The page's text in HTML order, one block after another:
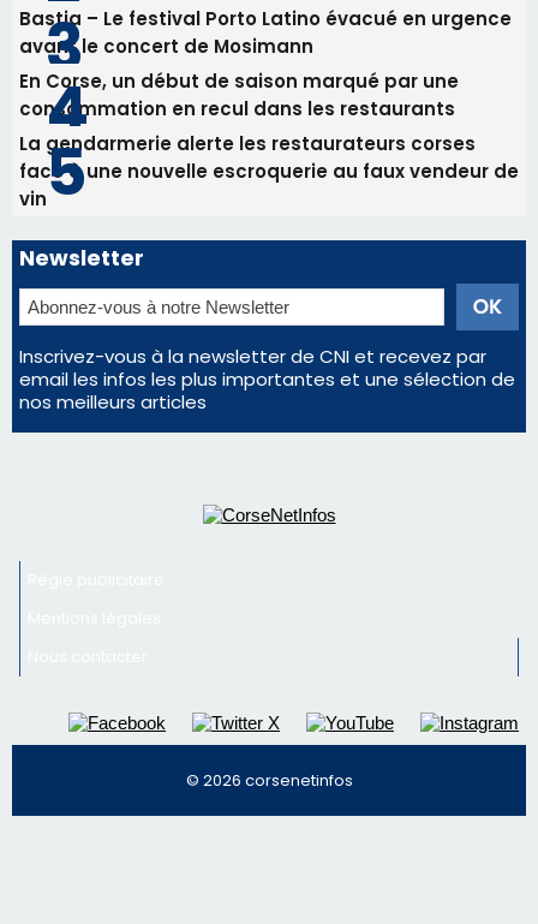
Commandant Antoine de Saint Exupery
Les plus lus
Satine Nomary est la nouvelle Miss Corse 2026
Éclipse du 12 août : la Corse aux premières loges
d'un spectacle qui ne reviendra pas avant 2081
Bastia – Le festival Porto Latino évacué en urgence
avant le concert de Mosimann
En Corse, un début de saison marqué par une
consommation en recul dans les restaurants
nos meilleurs articles